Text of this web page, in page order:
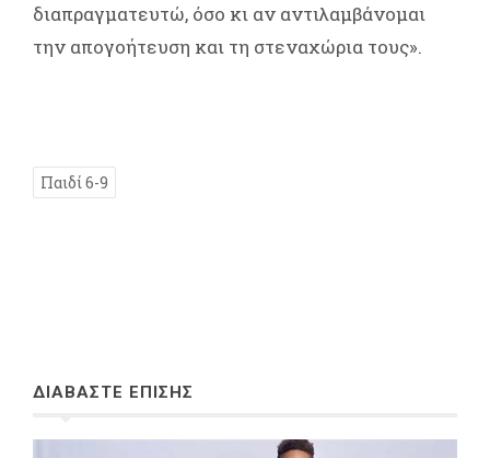
διαπραγματευτώ, όσο κι αν αντιλαμβάνομαι
την απογοήτευση και τη στεναχώρια τους».
Παιδί 6-9
ΔΙΑΒΑΣΤΕ ΕΠΙΣΗΣ